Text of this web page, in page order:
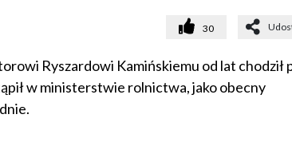
30
Ryszardowi Kamińskiemu od lat chodził
w ministerstwie rolnictwa, jako obecny